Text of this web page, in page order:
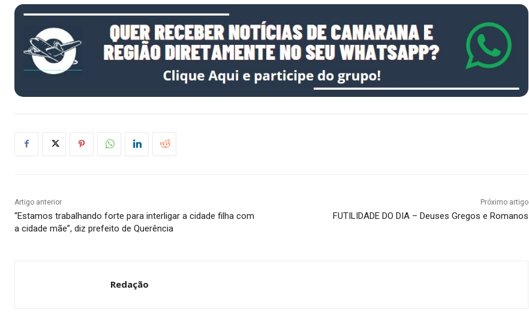
Artigo anterior
“Estamos trabalhando forte para interligar a cidade filha com
a cidade mãe”, diz prefeito de Querência
Próximo artigo
FUTILIDADE DO DIA – Deuses Gregos e Romanos
Redação